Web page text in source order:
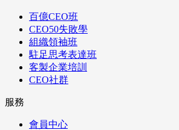
百億CEO班
CEO50失敗學
組織領袖班
駐足思考表達班
客製企業培訓
CEO社群
服務
會員中心